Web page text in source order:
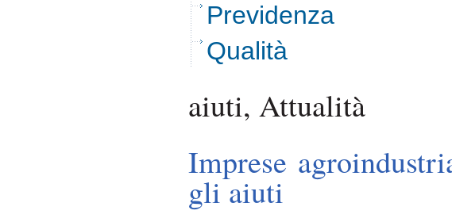
Previdenza
Qualità
aiuti, Attualità
Imprese
gli aiuti